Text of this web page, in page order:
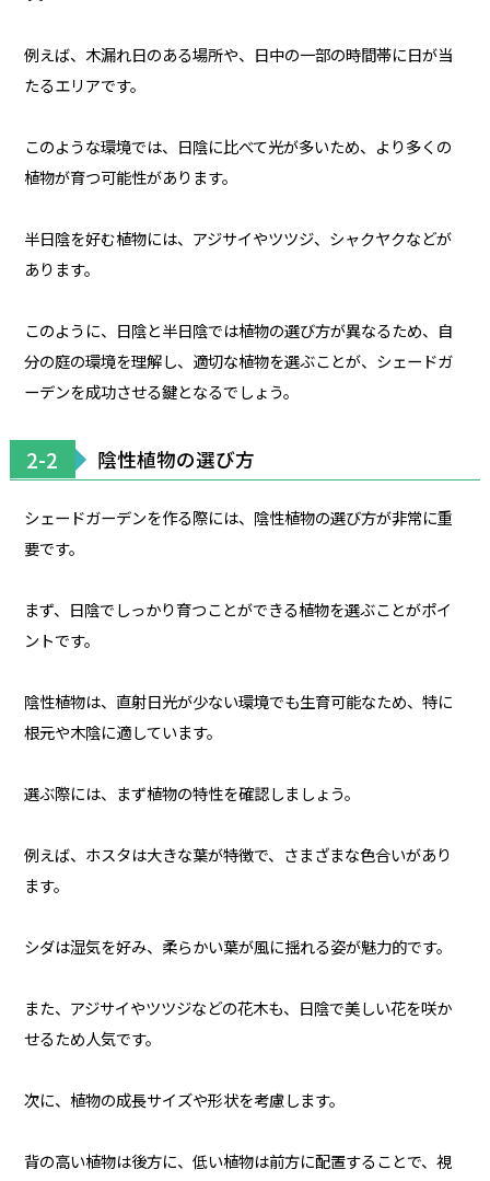
例えば、木漏れ日のある場所や、日中の一部の時間帯に日が当
たるエリアです。
このような環境では、日陰に比べて光が多いため、より多くの
植物が育つ可能性があります。
半日陰を好む植物には、アジサイやツツジ、シャクヤクなどが
あります。
このように、日陰と半日陰では植物の選び方が異なるため、自
分の庭の環境を理解し、適切な植物を選ぶことが、シェードガ
ーデンを成功させる鍵となるでしょう。
2-2 陰性植物の選び方
シェードガーデンを作る際には、陰性植物の選び方が非常に重
要です。
まず、日陰でしっかり育つことができる植物を選ぶことがポイ
ントです。
陰性植物は、直射日光が少ない環境でも生育可能なため、特に
根元や木陰に適しています。
選ぶ際には、まず植物の特性を確認しましょう。
例えば、ホスタは大きな葉が特徴で、さまざまな色合いがあり
ます。
シダは湿気を好み、柔らかい葉が風に揺れる姿が魅力的です。
また、アジサイやツツジなどの花木も、日陰で美しい花を咲か
せるため人気です。
次に、植物の成長サイズや形状を考慮します。
背の高い植物は後方に、低い植物は前方に配置することで、視